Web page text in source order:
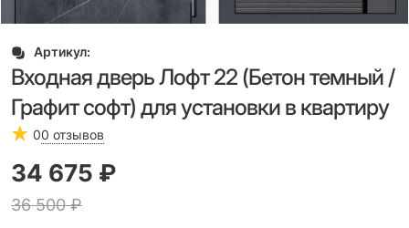
Артикул:
Входная дверь Лофт 22 (Бетон темный /
Графит софт) для установки в квартиру
00 отзывов
36 500 ₽
34 675 ₽